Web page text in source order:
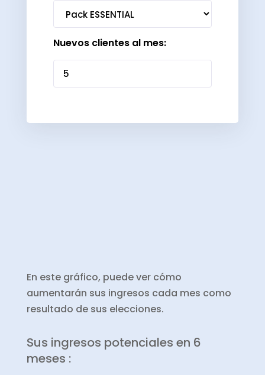
Nuevos clientes al mes:
En este gráfico, puede ver cómo
aumentarán sus ingresos cada mes como
resultado de sus elecciones.
Sus ingresos potenciales en 6
meses :